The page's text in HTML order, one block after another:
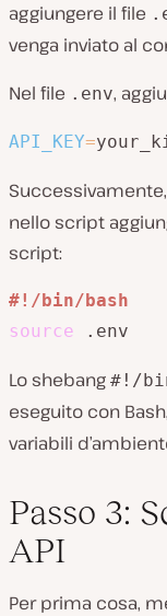
aggiungere il file
venga inviato al
Nel file .env,
API_KEY=
nello script
script:
#!/bin/bash
source .env
Lo shebang #!/
eseguito con
variabili
Passo 3:
API
Per prima cosa,